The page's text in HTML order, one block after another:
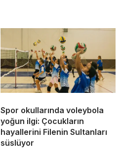
Spor okullarında voleybola
yoğun ilgi: Çocukların
hayallerini Filenin Sultanları
süslüyor